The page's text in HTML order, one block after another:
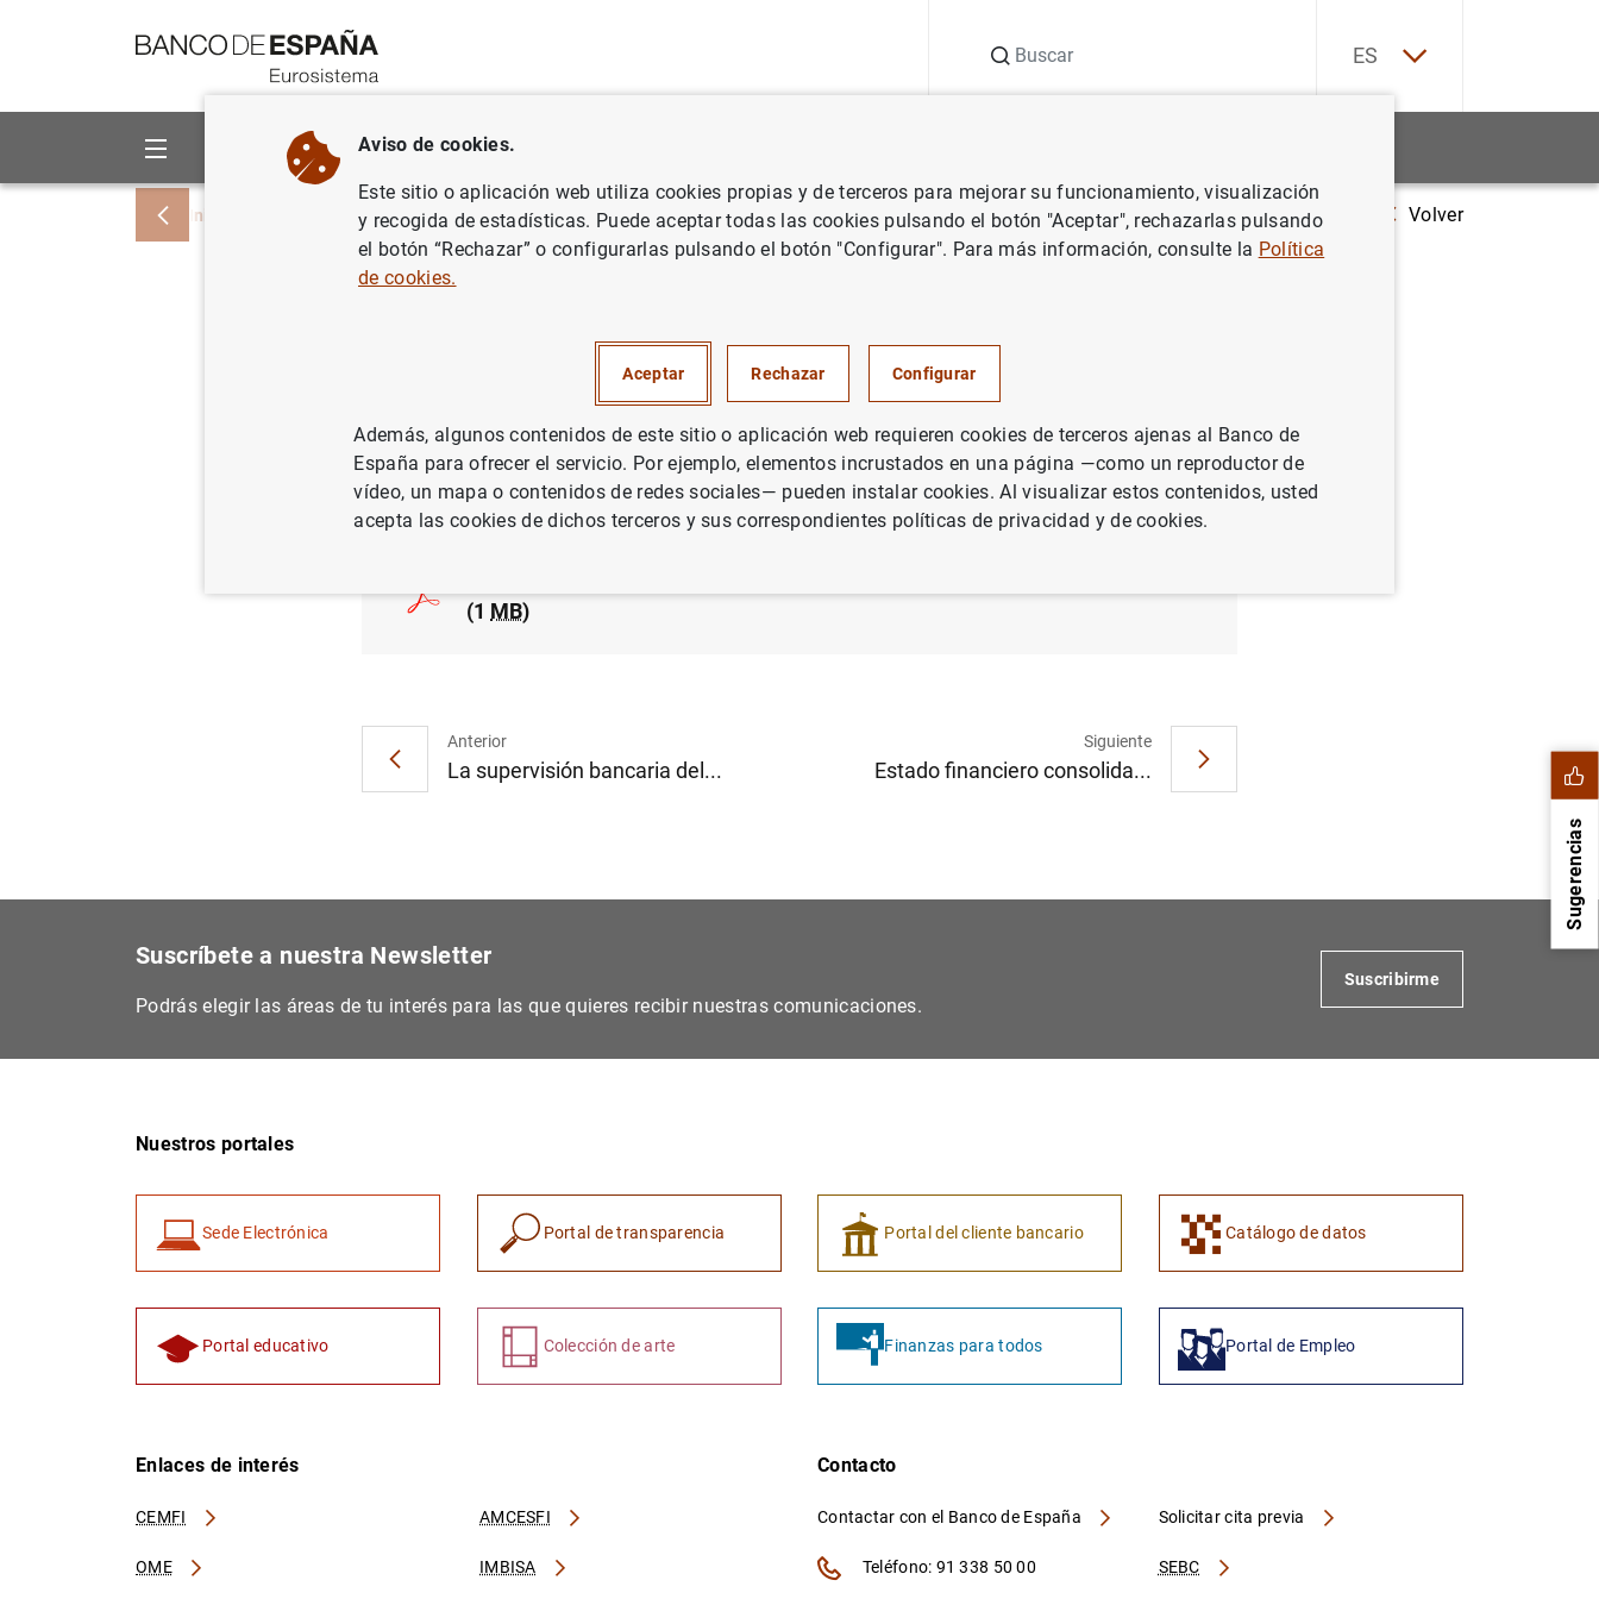
ES
Sobre el Banco Áreas de actuación
Inicio Noticias y eventos Noticias del Banco Central Europeo Notas de prensa del Banco Central Europeo Estadísticas de emisiones de valores de la zona del euro: enero de
Volver
del euro: enero de 2020
SITUACIÓN ECONÓMICA
(1 MB)
Anterior
La supervisión bancaria del...
Siguiente
Estado financiero consolida...
Sugerencias
Suscríbete a nuestra Newsletter
Podrás elegir las áreas de tu interés para las que quieres recibir nuestras comunicaciones.
Suscribirme
Nuestros portales
Sede Electrónica Portal de transparencia Portal del cliente bancario Catálogo de datos
Portal educativo Colección de arte Finanzas para todos Portal de Empleo
Enlaces de interés
CEMFI AMCESFI
OME IMBISA
Contacto
Contactar con el Banco de España
SEBC
Solicitar cita previa
Teléfono: 91 338 50 00
Aviso de cookies.
Este sitio o aplicación web utiliza cookies propias y de terceros para mejorar su funcionamiento, visualización
y recogida de estadísticas. Puede aceptar todas las cookies pulsando el botón "Aceptar", rechazarlas pulsando
el botón “Rechazar” o configurarlas pulsando el botón "Configurar". Para más información, consulte la Política
de cookies.
Aceptar Rechazar Configurar
Además, algunos contenidos de este sitio o aplicación web requieren cookies de terceros ajenas al Banco de
España para ofrecer el servicio. Por ejemplo, elementos incrustados en una página —como un reproductor de
vídeo, un mapa o contenidos de redes sociales— pueden instalar cookies. Al visualizar estos contenidos, usted
acepta las cookies de dichos terceros y sus correspondientes políticas de privacidad y de cookies.